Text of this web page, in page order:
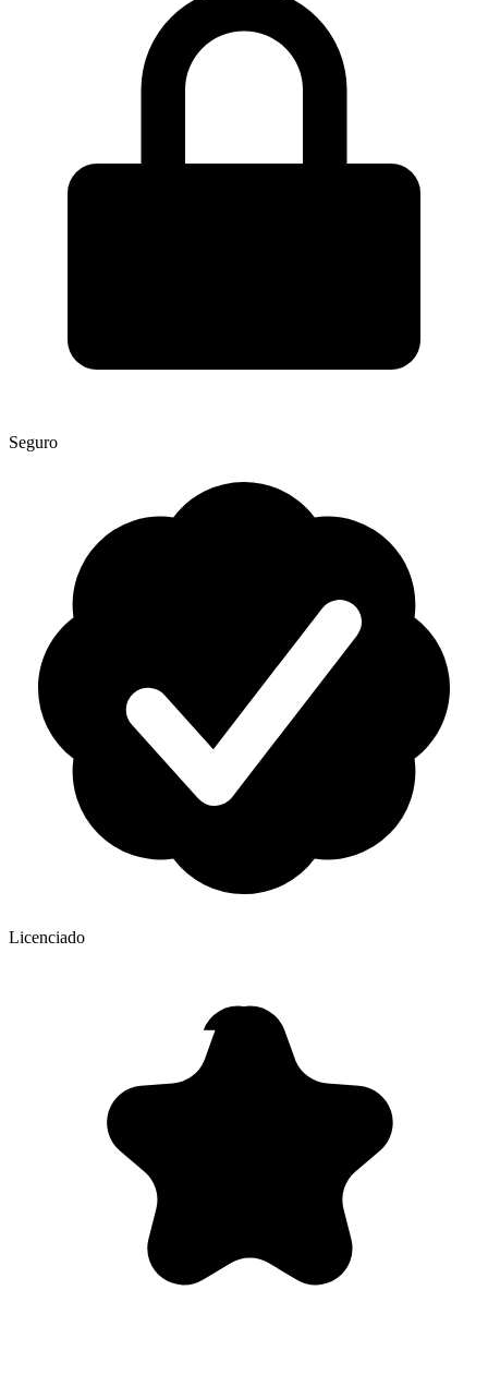
Seguro
Licenciado